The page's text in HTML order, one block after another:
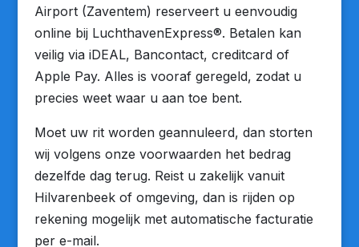
Airport (Zaventem) reserveert u eenvoudig
online bij LuchthavenExpress®. Betalen kan
veilig via iDEAL, Bancontact, creditcard of
Apple Pay. Alles is vooraf geregeld, zodat u
precies weet waar u aan toe bent.
Moet uw rit worden geannuleerd, dan storten
wij volgens onze voorwaarden het bedrag
dezelfde dag terug. Reist u zakelijk vanuit
Hilvarenbeek of omgeving, dan is rijden op
rekening mogelijk met automatische facturatie
per e-mail.